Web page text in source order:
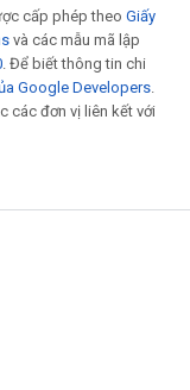
cấp phép theo Giấy
và các mẫu mã lập
. Để biết thông tin chi
Google Developers.
các đơn vị liên kết với